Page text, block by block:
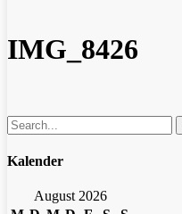
IMG_8426
Kalender
August 2026